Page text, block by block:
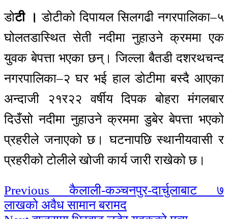
डोटी । डोटीको दिपायल सिलगढी नगरपालिका–५
घोलतडास्थित सेती नदीमा नुहाउने क्रममा एक
युवक बेपत्ता भएका छन्। जिल्ला बैतडी दशरथचन्द
नगरपालिका–२ घर भई हाल डोटीमा बस्दै आएका
अन्दाजी २१र२२ वर्षीय दिपक बोहरा मंगलबार
दिउँसो नदीमा नुहाउने क्रममा डुबेर बेपत्ता भएको
प्रहरीले जनाएको छ। घटनापछि स्थानीयवासी र
प्रहरीको टोलीले खोजी कार्य जारी राखेको छ।
Continue
Previous कैलाली-कञ्चनपुर-दार्चुलाबाट ७
लाखको अवैध सामान बरामद